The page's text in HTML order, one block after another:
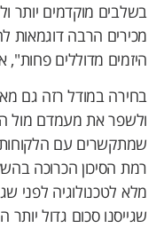
בשלבים מוקדמים יותר
מכירים הרבה דוגמאות
היזמים מדוללים פחות",
בחירה במודל רזה גם
ולשפר את מעמדם מול
שמתקשרים עם
רמת הסיכון הכרוכה
מלא לטכנולוגיה לפני
שגייסנו סכום גדול